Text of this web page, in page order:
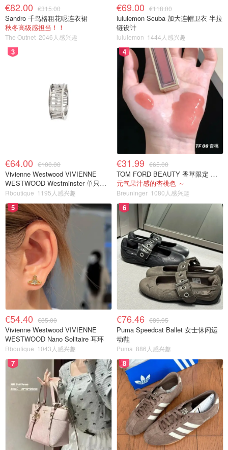
€82.00 €315.00
Sandro 千鸟格粗花呢连衣裙
秋冬高级感担当！！
The Outnet 2046人感兴趣
€69.00 €118.00
lululemon Scuba 加大连帽卫衣 半拉
链设计
lululemon 1444人感兴趣
3
€64.00 €100.00
Vivienne Westwood VIVIENNE
WESTWOOD Westminster 单只耳
环
Rboutique 1195人感兴趣
4
€31.99 €65.00
TOM FORD BEAUTY 香草限定 镜面唇蜜 #08INHIBITION
元气果汁感的杏桃色 ～
Breuninger 1080人感兴趣
5
€54.40 €85.00
Vivienne Westwood VIVIENNE
WESTWOOD Nano Solitaire 耳环
Rboutique 1043人感兴趣
6
€76.46 €89.95
Puma Speedcat Ballet 女士休闲运
动鞋
Puma 886人感兴趣
7 8